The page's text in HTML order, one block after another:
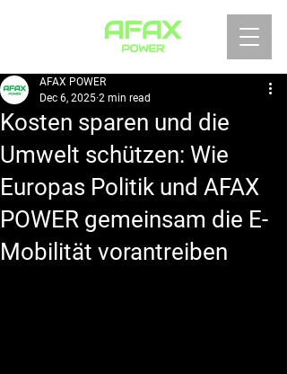
Kosten sparen und die
Umwelt schützen: Wie
Europas Politik und AFAX
POWER gemeinsam die E-
Mobilität vorantreiben
AFAX POWER
Dec 6, 2025 2 min read